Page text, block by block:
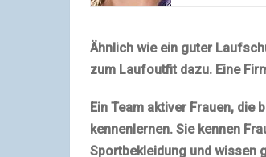
Ähnlich wie ein guter
zum Laufoutfit dazu. Eine
Ein Team aktiver Frauen,
kennenlernen. Sie kennen
Sportbekleidung und wissen